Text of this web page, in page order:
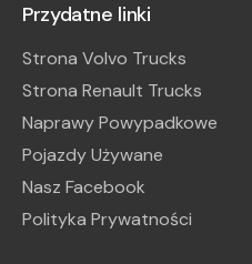
Przydatne linki
Strona Volvo Trucks
Strona Renault Trucks
Naprawy Powypadkowe
Pojazdy Używane
Nasz Facebook
Polityka Prywatności